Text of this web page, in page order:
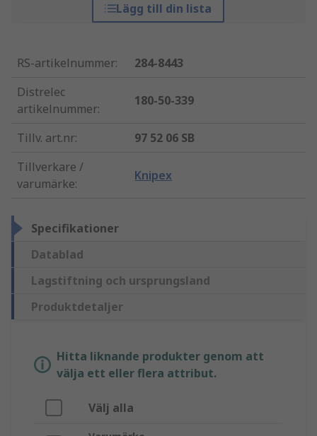
Lägg till din lista
RS-artikelnummer:
284-8443
Distrelec
artikelnummer:
180-50-339
Tillv. art.nr:
97 52 06 SB
Tillverkare /
varumärke:
Knipex
Specifikationer
Datablad
Lagstiftning och ursprungsland
Produktdetaljer
Hitta liknande produkter genom att
välja ett eller flera attribut.
Välj alla